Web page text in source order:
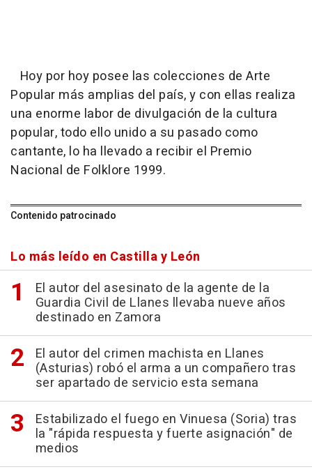
Hoy por hoy posee las colecciones de Arte
Popular más amplias del país, y con ellas realiza
una enorme labor de divulgación de la cultura
popular, todo ello unido a su pasado como
cantante, lo ha llevado a recibir el Premio
Nacional de Folklore 1999.
Contenido patrocinado
Lo más leído en Castilla y León
El autor del asesinato de la agente de la
Guardia Civil de Llanes llevaba nueve años
destinado en Zamora
El autor del crimen machista en Llanes
(Asturias) robó el arma a un compañero tras
ser apartado de servicio esta semana
Estabilizado el fuego en Vinuesa (Soria) tras
la "rápida respuesta y fuerte asignación" de
medios